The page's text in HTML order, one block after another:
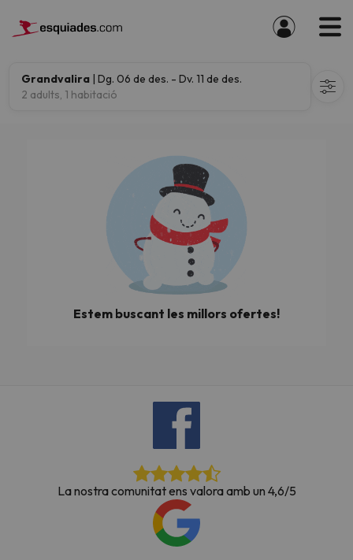
Grandvalira | Dg. 06 de des. - Dv. 11 de des.
2 adults, 1 habitació
Estem buscant les millors ofertes!
La nostra comunitat ens valora amb un 4,6/5